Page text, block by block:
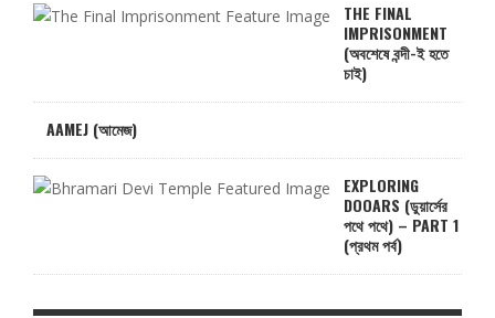
THE FINAL
IMPRISONMENT
(অবশেষে বন্দী-ই হতে
চাই)
AAMEJ (আমেজ)
EXPLORING
DOOARS (ডুয়ার্সের
পথে পথে) – PART 1
(প্রথম পর্ব)